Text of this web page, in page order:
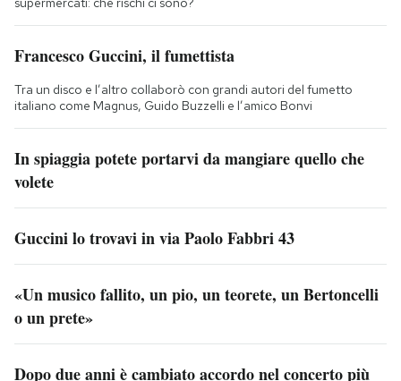
Francesco Guccini, il fumettista
Tra un disco e l’altro collaborò con grandi autori del fumetto
italiano come Magnus, Guido Buzzelli e l’amico Bonvi
In spiaggia potete portarvi da mangiare quello che
volete
Guccini lo trovavi in via Paolo Fabbri 43
«Un musico fallito, un pio, un teorete, un Bertoncelli
o un prete»
Dopo due anni è cambiato accordo nel concerto più